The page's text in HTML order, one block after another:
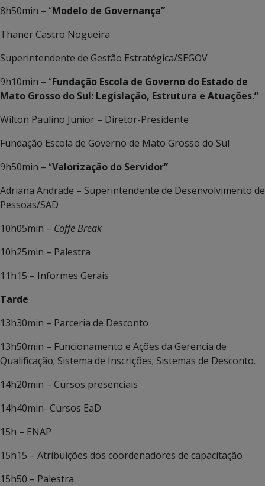
8h50min – “Modelo de Governança”
Thaner Castro Nogueira
Superintendente de Gestão Estratégica/SEGOV
9h10min – “Fundação Escola de Governo do Estado de
Mato Grosso do Sul: Legislação, Estrutura e Atuações.”
Wilton Paulino Junior – Diretor-Presidente
Fundação Escola de Governo de Mato Grosso do Sul
9h50min – “Valorização do Servidor”
Adriana Andrade – Superintendente de Desenvolvimento de
Pessoas/SAD
10h05min – Coffe Break
10h25min – Palestra
11h15 – Informes Gerais
Tarde
13h30min – Parceria de Desconto
13h50min – Funcionamento e Ações da Gerencia de
Qualificação; Sistema de Inscrições; Sistemas de Desconto.
14h20min – Cursos presenciais
14h40min- Cursos EaD
15h – ENAP
15h15 – Atribuições dos coordenadores de capacitação
15h50 – Palestra